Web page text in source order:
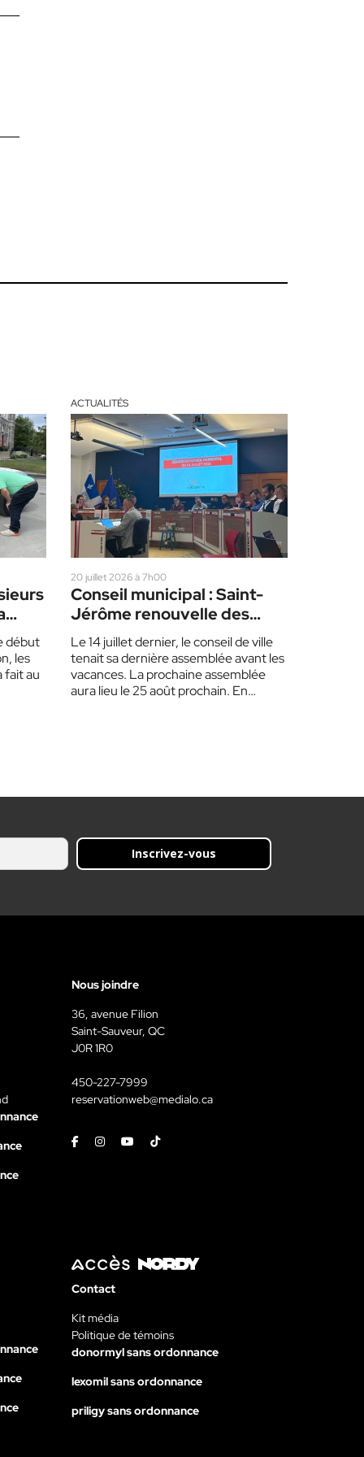
les
début
les
fait au
ACTUALITÉS
20 juillet 2026 à 7h00
Conseil municipal : Saint-
Jérôme renouvelle des
ententes
Le 14 juillet dernier, le conseil de ville
tenait sa dernière assemblée avant les
vacances. La prochaine assemblée
aura lieu le 25 août prochain. En…
Inscrivez-vous
Nous joindre
36, avenue Filion
Saint-Sauveur, QC
J0R 1R0
450-227-7999
reservationweb@medialo.ca
FacebookInstagramYoutubeTiktok
Contact
Kit média
Politique de témoins
donormyl sans ordonnance
lexomil sans ordonnance
priligy sans ordonnance